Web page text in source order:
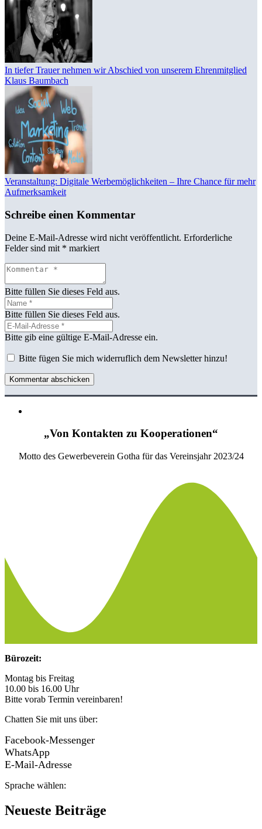
In tiefer Trauer nehmen wir Abschied von unserem Ehrenmitglied
Klaus Baumbach
Veranstaltung: Digitale Werbemöglichkeiten – Ihre Chance für mehr
Aufmerksamkeit
Schreibe einen Kommentar
Deine E-Mail-Adresse wird nicht veröffentlicht. Erforderliche
Felder sind mit * markiert
Bitte füllen Sie dieses Feld aus.
Bitte füllen Sie dieses Feld aus.
Bitte gib eine gültige E-Mail-Adresse ein.
Bitte fügen Sie mich widerruflich dem Newsletter hinzu!
Kommentar abschicken
„Von Kontakten zu Kooperationen“
Motto des Gewerbeverein Gotha für das Vereinsjahr 2023/24
Bürozeit:
Montag bis Freitag
10.00 bis 16.00 Uhr
Bitte vorab Termin vereinbaren!
Chatten Sie mit uns über:
Facebook-Messenger
WhatsApp
E-Mail-Adresse
Sprache wählen:
Neueste Beiträge